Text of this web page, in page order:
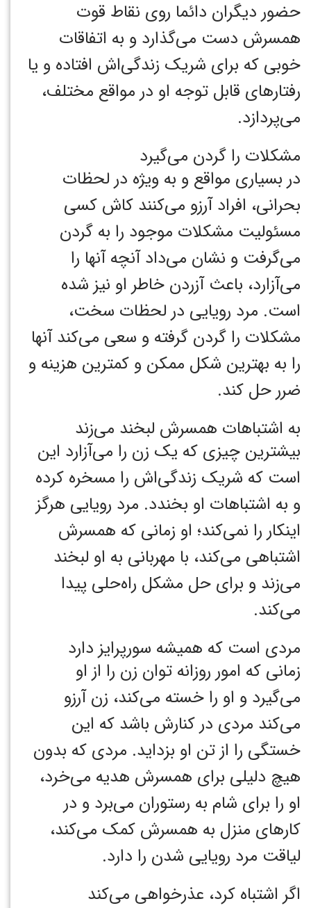
حضور دیگران دائما روی نقاط قوت
همسرش دست می‌گذارد و به اتفاقات
خوبی که برای شریک زندگی‌اش افتاده و یا
رفتارهای قابل توجه او در مواقع مختلف،
می‌پردازد.
مشکلات را گردن می‌گیرد
در بسیاری مواقع و به ویژه در لحظات
بحرانی، افراد آرزو می‌کنند کاش کسی
مسئولیت مشکلات موجود را به گردن
می‌گرفت و نشان می‌داد آنچه آنها را
می‌آزارد، باعث آزردن خاطر او نیز شده
است. مرد رویایی در لحظات سخت،
مشکلات را گردن گرفته و سعی می‌کند آنها
را به بهترین شکل ممکن و کمترین هزینه و
ضرر حل کند.
به اشتباهات همسرش لبخند می‌زند
بیشترین چیزی که یک زن را می‌آزارد این
است که شریک زندگی‌اش را مسخره کرده
و به اشتباهات او بخندد. مرد رویایی هرگز
اینکار را نمی‌کند؛ او زمانی که همسرش
اشتباهی می‌کند، با مهربانی به او لبخند
می‌زند و برای حل مشکل راه‌حلی پیدا
می‌کند.
مردی است که همیشه سورپرایز دارد
زمانی که امور روزانه توان زن را از او
می‌گیرد و او را خسته می‌کند، زن آرزو
می‌کند مردی در کنارش باشد که این
خستگی را از تن او بزداید. مردی که بدون
هیچ دلیلی برای همسرش هدیه می‌خرد،
او را برای شام به رستوران می‌برد و در
کارهای منزل به همسرش کمک می‌کند،
لیاقت مرد رویایی شدن را دارد.
اگر اشتباه کرد، عذرخواهی می‌کند